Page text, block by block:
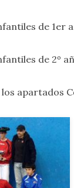
de 1er
de 2º
apartados